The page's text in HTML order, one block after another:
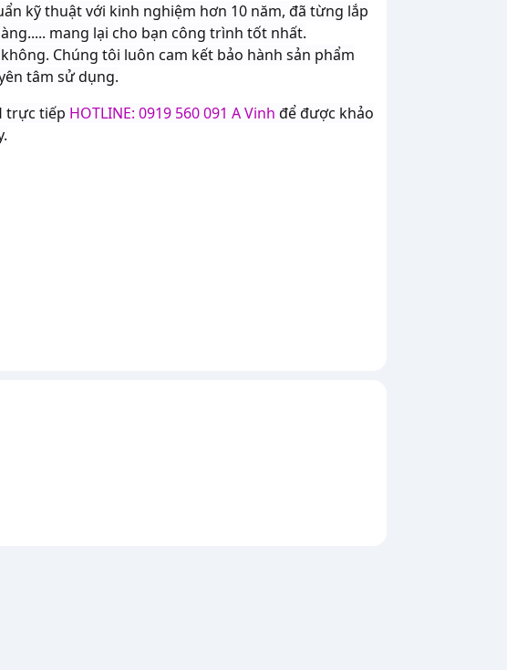
kỹ thuật với kinh nghiệm hơn 10 năm, đã từng lắp
mang lại cho bạn công trình tốt nhất.
Chúng tôi luôn cam kết bảo hành sản phẩm
tâm sử dụng.
trực tiếp HOTLINE: 0919 560 091 A Vinh để được khảo